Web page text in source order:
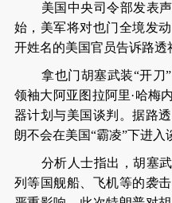
美国中央司令部发表
始，美军将对也门全境发
开姓名的美国官员告诉路透
拿也门胡塞武装“开刀
领袖大阿亚图拉阿里·哈梅
器计划与美国谈判。据路
朗不会在美国“霸凌”下进入
分析人士指出，胡塞
列等国舰船、飞机等的袭